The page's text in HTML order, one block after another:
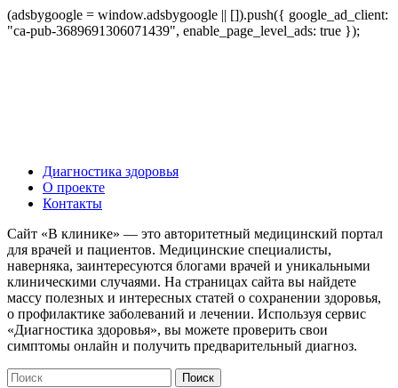
(adsbygoogle = window.adsbygoogle || []).push({ google_ad_client:
"ca-pub-3689691306071439", enable_page_level_ads: true });
Диагностика здоровья
О проекте
Контакты
Сайт «В клинике» — это авторитетный медицинский портал
для врачей и пациентов. Медицинские специалисты,
наверняка, заинтересуются блогами врачей и уникальными
клиническими случаями. На страницах сайта вы найдете
массу полезных и интересных статей о сохранении здоровья,
о профилактике заболеваний и лечении. Используя сервис
«Диагностика здоровья», вы можете проверить свои
симптомы онлайн и получить предварительный диагноз.